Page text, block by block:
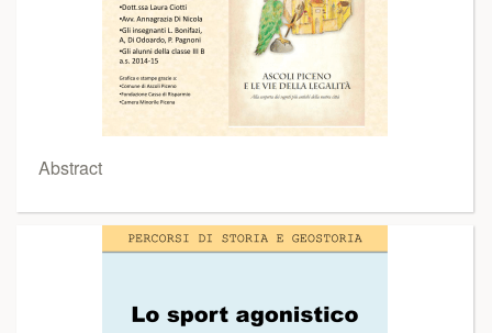
Abstract